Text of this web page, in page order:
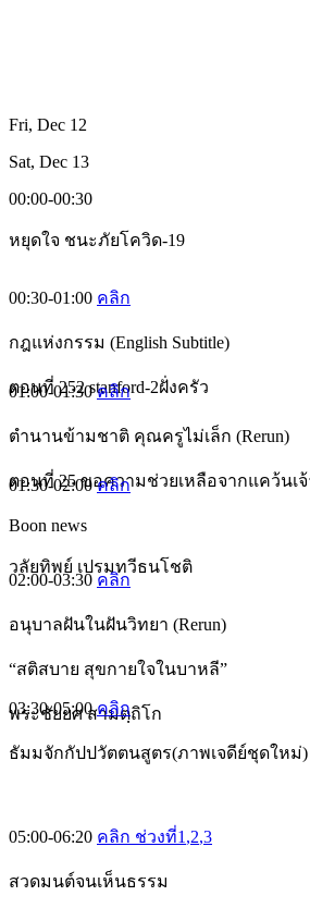
Fri, Dec 12
Sat, Dec 13
00:00-00:30
หยุดใจ ชนะภัยโควิด-19
00:30-01:00 คลิก
กฎแห่งกรรม (English Subtitle)
ตอนที่ 252 stanford-2ฝั่งครัว
01:00-01:30คลิก
ตำนานข้ามชาติ คุณครูไม่เล็ก (Rerun)
ตอนที่ 25 ขอความช่วยเหลือจากแคว้นเ
01:30-02:00คลิก
Boon news
วลัยทิพย์ เปรมทวีธนโชติ
02:00-03:30 คลิก
อนุบาลฝันในฝันวิทยา (Rerun)
“สติสบาย สุขกายใจในบาหลี”
พระชัยยศ สามตฺถิโก
03:30-05:00คลิก
ธัมมจักกัปปวัตตนสูตร(ภาพเจดีย์ชุดใหม่)
05:00-06:20 คลิก ช่วงที่1,2,3
สวดมนต์จนเห็นธรรม